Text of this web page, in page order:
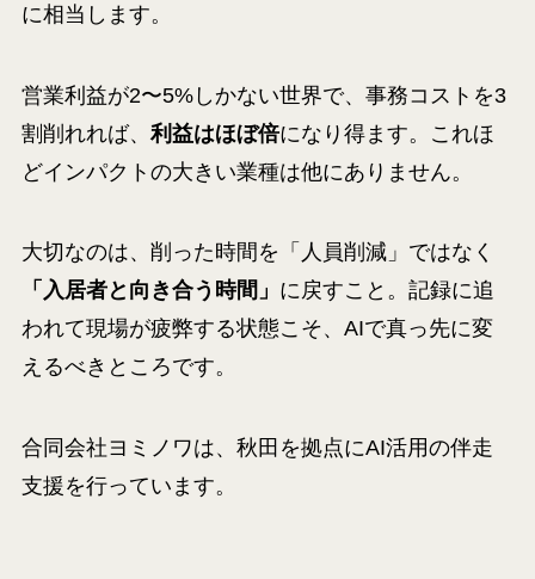
に相当します。
営業利益が2〜5%しかない世界で、事務コストを3
割削れれば、 利益はほぼ倍になり得ます。これほ
どインパクトの大きい業種は他にありません。
大切なのは、削った時間を「人員削減」ではなく
「入居者と向き合う時間」 に戻すこと。記録に追
われて現場が疲弊する状態こそ、AIで真っ先に変
えるべきところです。
合同会社ヨミノワは、秋田を拠点にAI活用の伴走
支援を行っています。